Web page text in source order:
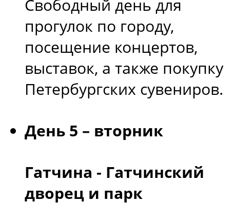
Свободный день для
прогулок по городу,
посещение концертов,
выставок, а также покупку
Петербургских сувениров.
День 5 – вторник
Гатчина - Гатчинский
дворец и парк